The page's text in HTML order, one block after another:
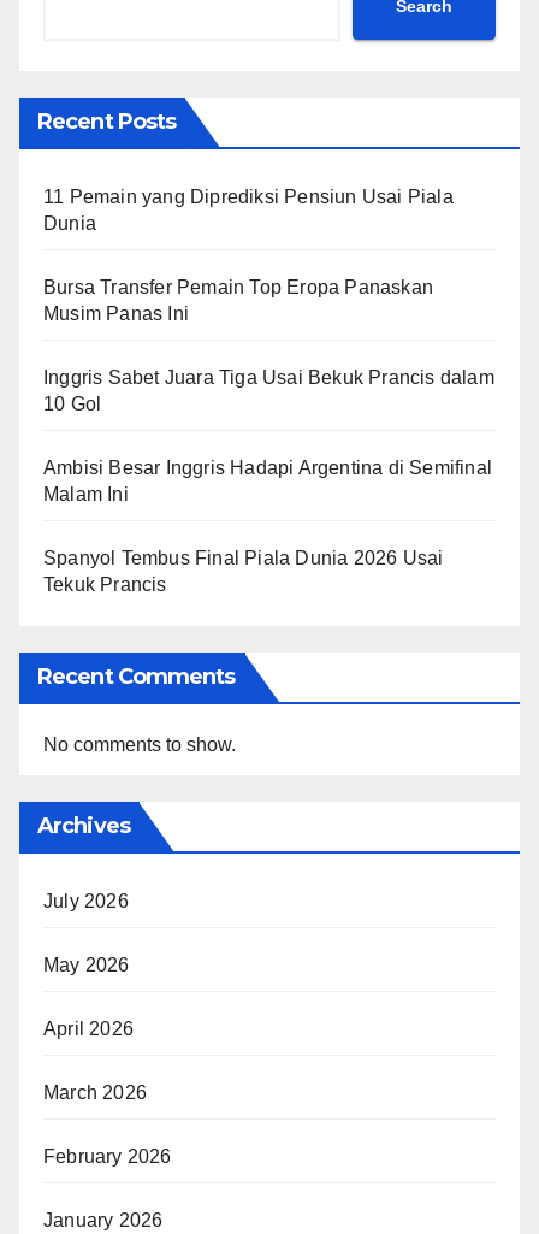
Search
Recent Posts
11 Pemain yang Diprediksi Pensiun Usai Piala
Dunia
Bursa Transfer Pemain Top Eropa Panaskan
Musim Panas Ini
Inggris Sabet Juara Tiga Usai Bekuk Prancis dalam
10 Gol
Ambisi Besar Inggris Hadapi Argentina di Semifinal
Malam Ini
Spanyol Tembus Final Piala Dunia 2026 Usai
Tekuk Prancis
Recent Comments
No comments to show.
Archives
July 2026
May 2026
April 2026
March 2026
February 2026
January 2026